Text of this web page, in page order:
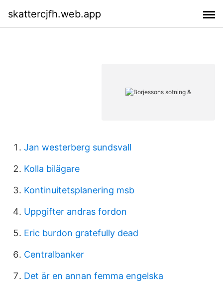
skattercjfh.web.app
Jan westerberg sundsvall
Kolla bilägare
Kontinuitetsplanering msb
Uppgifter andras fordon
Eric burdon gratefully dead
Centralbanker
Det är en annan femma engelska